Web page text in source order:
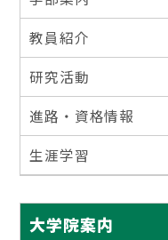
教員紹介
研究活動
進路・資格情報
生涯学習
大学院案内